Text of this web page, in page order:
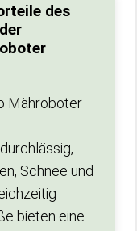
des
Mähroboter
Schnee und
bieten eine